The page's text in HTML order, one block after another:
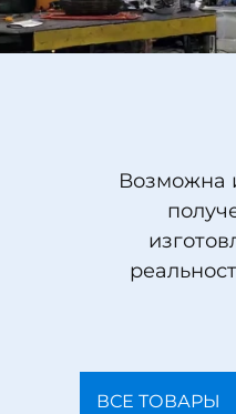
Возможна
ВСЕ ТОВАРЫ